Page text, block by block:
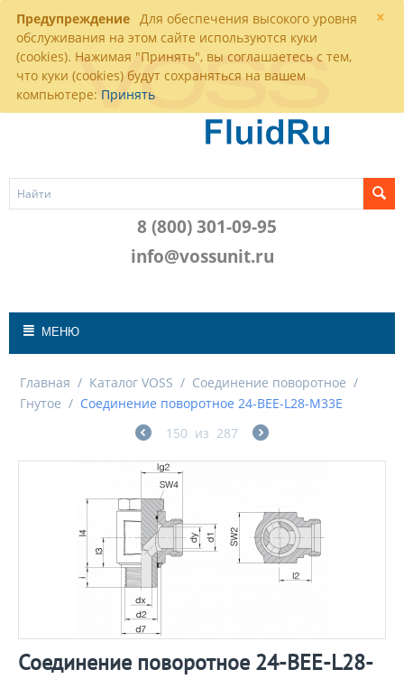
×
Предупреждение Для обеспечения высокого уровня
обслуживания на этом сайте используются куки
(cookies). Нажимая "Принять", вы соглашаетесь с тем,
что куки (cookies) будут сохраняться на вашем
компьютере: Принять
8 (800) 301-09-95
info@vossunit.ru
МЕНЮ
Главная / Каталог VOSS / Соединение поворотное /
Гнутое / Соединение поворотное 24-BEE-L28-M33E
150 из 287
Соединение поворотное 24-BEE-L28-